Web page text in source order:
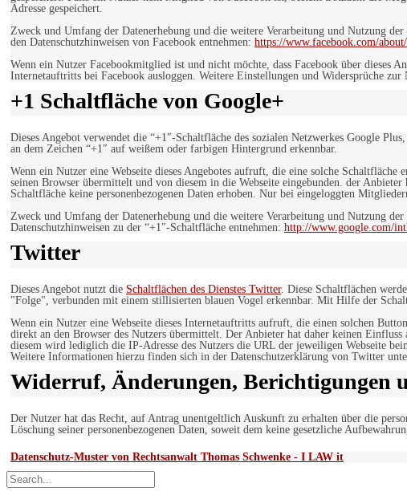
Adresse gespeichert.
Zweck und Umfang der Datenerhebung und die weitere Verarbeitung und Nutzung
den Datenschutzhinweisen von Facebook entnehmen: https://www.facebook.com/
Wenn ein Nutzer Facebookmitglied ist und nicht möchte, dass Facebook über dieses
Internetauftritts bei Facebook ausloggen. Weitere Einstellungen und Widersprüche
+1 Schaltfläche von Google+
Dieses Angebot verwendet die “+1″-Schaltfläche des sozialen Netzwerkes Google
an dem Zeichen “+1″ auf weißem oder farbigen Hintergrund erkennbar.
Wenn ein Nutzer eine Webseite dieses Angebotes aufruft, die eine solche
seinen Browser übermittelt und von diesem in die Webseite eingebunden. der
Schaltfläche keine personenbezogenen Daten erhoben. Nur bei eingeloggten
Zweck und Umfang der Datenerhebung und die weitere Verarbeitung und Nutzung
Datenschutzhinweisen zu der “+1″-Schaltfläche entnehmen: http://www.google.com/
Twitter
Dieses Angebot nutzt die Schaltflächen des Dienstes Twitter. Diese Schaltflächen
"Folge", verbunden mit einem stillisierten blauen Vogel erkennbar. Mit Hilfe der
Wenn ein Nutzer eine Webseite dieses Internetauftritts aufruft, die einen solchen
direkt an den Browser des Nutzers übermittelt. Der Anbieter hat daher keinen
diesem wird lediglich die IP-Adresse des Nutzers die URL der jeweiligen Webseite
Weitere Informationen hierzu finden sich in der Datenschutzerklärung von Twitter
Widerruf, Änderungen, Berichtigungen
Der Nutzer hat das Recht, auf Antrag unentgeltlich Auskunft zu erhalten über die
Löschung seiner personenbezogenen Daten, soweit dem keine gesetzliche
Datenschutz-Muster von Rechtsanwalt Thomas Schwenke - I LAW it